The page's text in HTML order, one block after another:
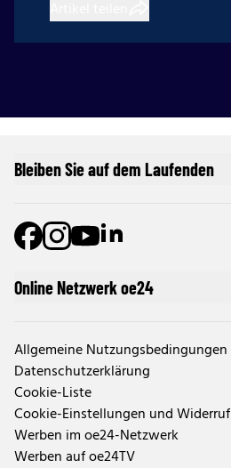
Online Netzwerk oe24
Allgemeine Nutzungsbedingungen
Datenschutzerklärung
Cookie-Liste
Cookie-Einstellungen und Widerruf
Werben im oe24-Netzwerk
Werben auf oe24TV
Bleiben Sie auf dem Laufenden